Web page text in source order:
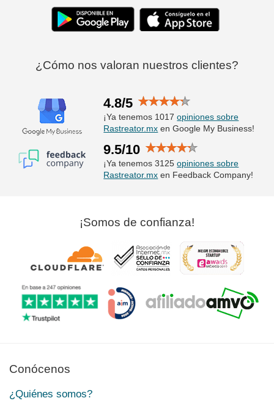
¿Cómo nos valoran nuestros clientes?
4.8/5
¡Ya tenemos 1017opiniones sobre
Rastreator.mx en Google My Business!
9.5/10
¡Ya tenemos 3125opiniones sobre
Rastreator.mx en Feedback Company!
¡Somos de confianza!
Conócenos
¿Quiénes somos?